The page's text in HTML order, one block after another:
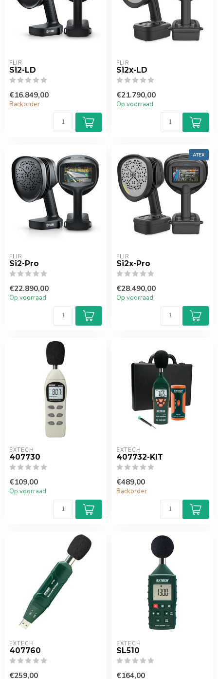
FLIR
Si2-LD
€16.849,00
Backorder
FLIR
Si2x-LD
€21.790,00
Op voorraad
FLIR
Si2-Pro
€22.890,00
Op voorraad
ATEX
FLIR
Si2x-Pro
€28.490,00
Op voorraad
EXTECH
407730
€109,00
Op voorraad
EXTECH
407732-KIT
€489,00
Backorder
EXTECH
407760
€259,00
EXTECH
SL510
€164,00